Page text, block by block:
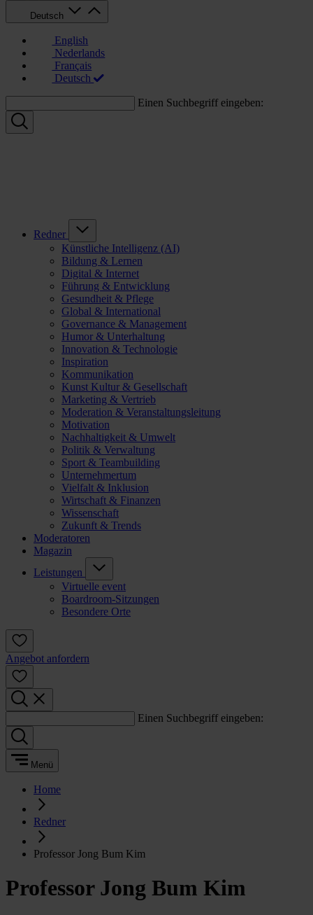
Deutsch
English
Nederlands
Français
Deutsch
Einen Suchbegriff eingeben:
Redner
Künstliche Intelligenz (AI)
Bildung & Lernen
Digital & Internet
Führung & Entwicklung
Gesundheit & Pflege
Global & International
Governance & Management
Humor & Unterhaltung
Innovation & Technologie
Inspiration
Kommunikation
Kunst Kultur & Gesellschaft
Marketing & Vertrieb
Moderation & Veranstaltungsleitung
Motivation
Nachhaltigkeit & Umwelt
Politik & Verwaltung
Sport & Teambuilding
Unternehmertum
Vielfalt & Inklusion
Wirtschaft & Finanzen
Wissenschaft
Zukunft & Trends
Moderatoren
Magazin
Leistungen
Virtuelle event
Boardroom-Sitzungen
Besondere Orte
Angebot anfordern
Einen Suchbegriff eingeben:
Menü
Home
Redner
Professor Jong Bum Kim
Professor Jong Bum Kim